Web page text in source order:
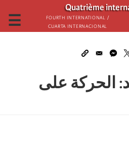
Quatrième
Fourth International /
Cuarta Internacional
☰
الحركة على